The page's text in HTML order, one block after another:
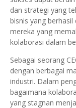
dan strategi yang
bisnis yang
mereka yang
kolaborasi dalam
Sebagai seorang
dengan berbagai
industri. Dalam
bagaimana
yang stagnan